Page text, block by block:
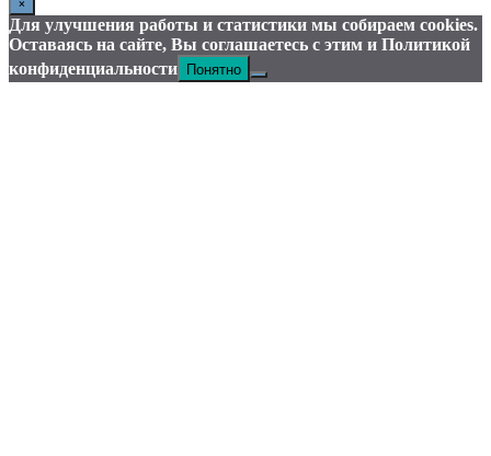
Для улучшения работы и статистики мы собираем cookies.
Оставаясь на сайте, Вы соглашаетесь с этим и Политикой
конфиденциальности Понятно